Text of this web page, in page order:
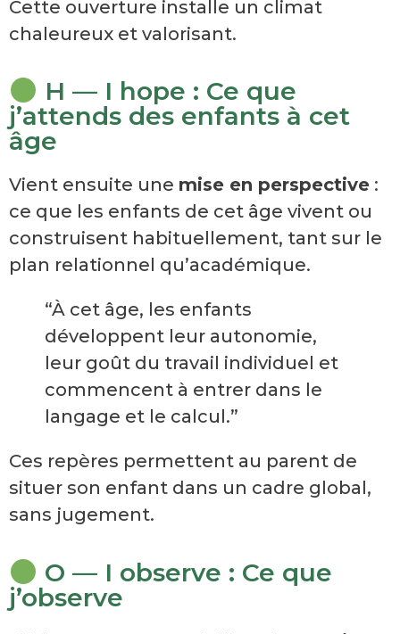
Cette ouverture installe un climat
chaleureux et valorisant.
H — I hope : Ce que
j’attends des enfants à cet
âge
Vient ensuite une mise en perspective :
ce que les enfants de cet âge vivent ou
construisent habituellement, tant sur le
plan relationnel qu’académique.
“À cet âge, les enfants
développent leur autonomie,
leur goût du travail individuel et
commencent à entrer dans le
langage et le calcul.”
Ces repères permettent au parent de
situer son enfant dans un cadre global,
sans jugement.
O — I observe : Ce que
j’observe